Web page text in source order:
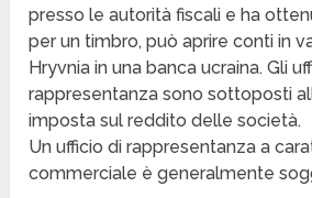
presso le autorità fiscali e ha
per un timbro, può aprire conti in
Hryvnia in una banca ucraina. Gli
rappresentanza sono sottoposti
imposta sul reddito delle società.
Un ufficio di rappresentanza a
commerciale è generalmente